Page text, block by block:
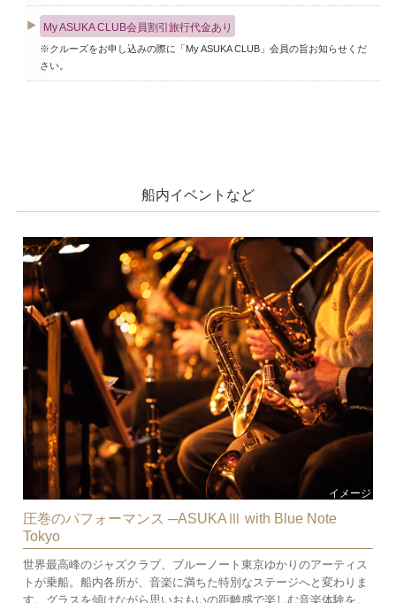
My ASUKA CLUB会員割引旅行代金あり
※クルーズをお申し込みの際に「My ASUKA CLUB」会員の旨お知らせくだ
さい。
船内イベントなど
イメージ
圧巻のパフォーマンス ─ASUKAⅢ with Blue Note
Tokyo
世界最高峰のジャズクラブ、ブルーノート東京ゆかりのアーティス
トが乗船。船内各所が、音楽に満ちた特別なステージへと変わりま
す。グラスを傾けながら思いおもいの距離感で楽しむ音楽体験を。